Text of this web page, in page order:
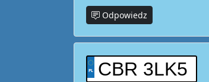
Odpowiedz
CBR 3LK5